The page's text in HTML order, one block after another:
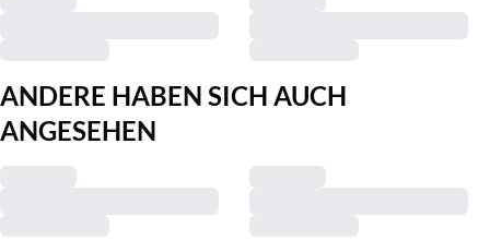
ANDERE HABEN SICH AUCH
ANGESEHEN